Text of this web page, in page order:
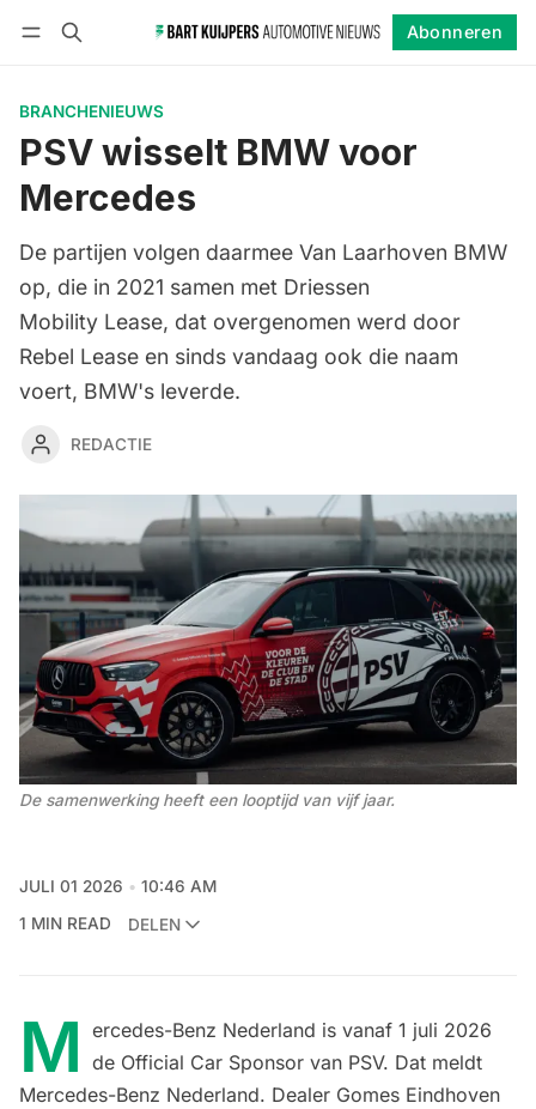
Abonneren
BRANCHENIEUWS
PSV wisselt BMW voor
Mercedes
De partijen volgen daarmee Van Laarhoven BMW
op, die in 2021 samen met Driessen
Mobility Lease, dat overgenomen werd door
Rebel Lease en sinds vandaag ook die naam
voert, BMW's leverde.
REDACTIE
De samenwerking heeft een looptijd van vijf jaar.
JULI 01 2026
10:46 AM
1 MIN READ
DELEN
M ercedes-Benz Nederland is vanaf 1 juli 2026
de Official Car Sponsor van PSV. Dat meldt
Mercedes-Benz Nederland. Dealer Gomes Eindhoven